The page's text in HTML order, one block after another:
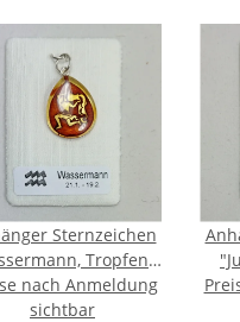
Sternzeichen
Tropfen",
ES, inkl. "Sack
& Pack"
nach Anmeldung
sichtbar